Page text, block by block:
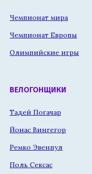
Чемпионат мира
Чемпионат Европы
Олимпийские игры
ВЕЛОГОНЩИКИ
Тадей Погачар
Йонас Вингегор
Ремко Эвенпул
Поль Сексас